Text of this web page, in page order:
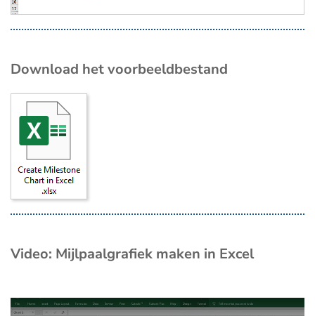
Download het voorbeeldbestand
Video: Mijlpaalgrafiek maken in Excel